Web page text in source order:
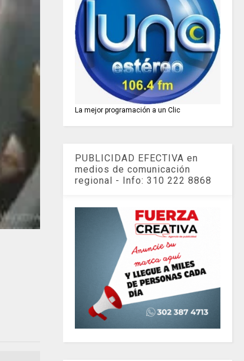
La mejor programación a un Clic
PUBLICIDAD EFECTIVA en
medios de comunicación
regional - Info: 310 222 8868